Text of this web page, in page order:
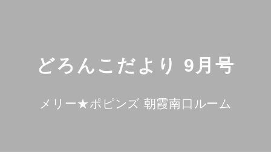
どろんこだより 9月号
メリー★ポピンズ 朝霞南口ルーム